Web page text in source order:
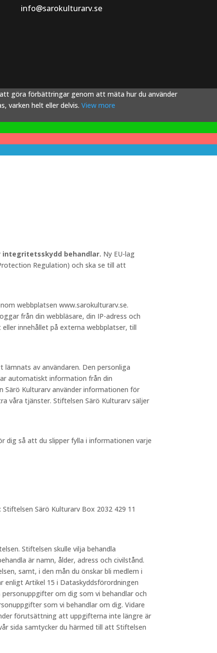
info@sarokulturarv.se
att göra förbättringar genom att mäta hur du använder
varken helt eller delvis. View more
behandlar. Ny EU-lag
Regulation) och ska se till att
webbplatsen www.sarokulturarv.se.
från din webbläsare, din IP-adress och
innehållet på externa webbplatser, till
av användaren. Den personliga
automatiskt information från din
Särö Kulturarv använder informationen för
våra tjänster. Stiftelsen Särö Kulturarv säljer
dig så att du slipper fylla i informationen varje
Särö Kulturarv Box 2032 429 11
Stiftelsen skulle vilja behandla
är namn, ålder, adress och civilstånd.
samt, i den mån du önskar bli medlem i
enligt Artikel 15 i Dataskyddsförordningen
om dig som vi behandlar och
som vi behandlar om dig. Vidare
förutsättning att uppgifterna inte längre är
sida samtycker du härmed till att Stiftelsen